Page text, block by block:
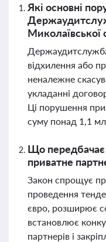
Які основні
Миколаївської
відхилення або
неналежне
укладанні
Ці порушення
суму понад 1,1
Що передбачає
приватне
Закон спрощує
проведення
євро, розширює
встановлює
партнерів і